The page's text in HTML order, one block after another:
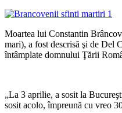
Moartea lui Constantin
mari), a fost descrisă şi de Del
întâmplate domnului Ţării
„La 3 aprilie, a sosit la
sosit acolo, împreună cu vreo